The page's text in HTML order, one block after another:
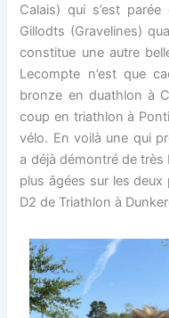
Calais) qui s’est
Gillodts (Gravelines)
constitue une autre
Lecompte n’est que
bronze en duathlon à
coup en triathlon à
vélo. En voilà une qui
a déjà démontré de
plus âgées sur les
D2 de Triathlon à